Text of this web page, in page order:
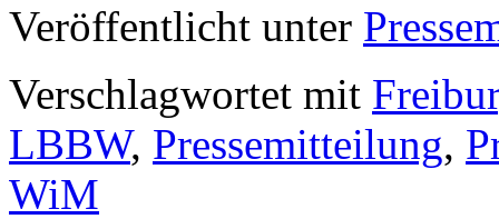
Veröffentlicht unter
Verschlagwortet mit
LBBW, Pressemitteilung,
WiM